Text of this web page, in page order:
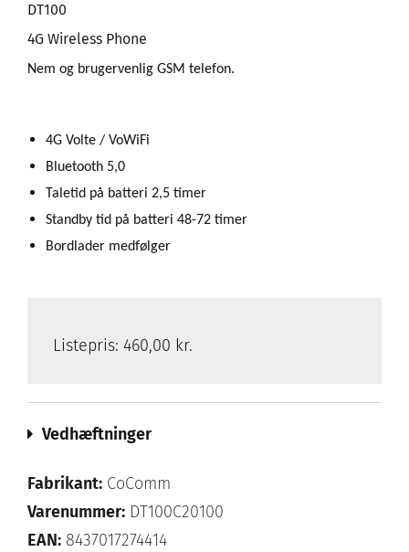
DT100
4G Wireless Phone
Nem og brugervenlig GSM telefon.
4G Volte / VoWiFi
Bluetooth 5,0
Taletid på batteri 2,5 timer
Standby tid på batteri 48-72 timer
Bordlader medfølger
Listepris: 460,00 kr.
Vedhæftninger
Fabrikant: CoComm
Varenummer: DT100C20100
EAN: 8437017274414